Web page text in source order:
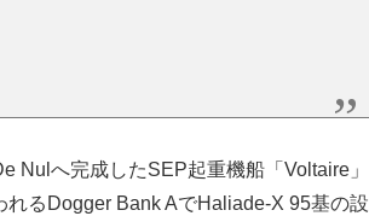
へ完成したSEP起重機船「Voltaire」
るDogger Bank AでHaliade-X 95基の設